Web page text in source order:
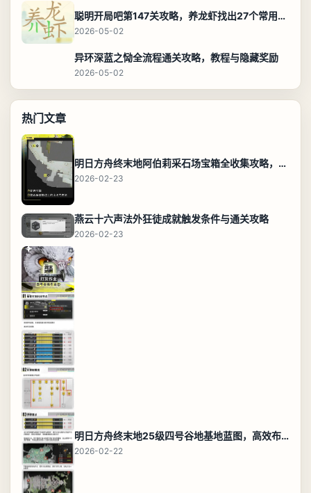
聪明开局吧第147关攻略，养龙虾找出27个常用字通关答案
2026-05-02
异环深蓝之恸全流程通关攻略，教程与隐藏奖励
2026-05-02
热门文章
明日方舟终末地阿伯莉采石场宝箱全收集攻略，全点位分布图与路线
2026-02-23
燕云十六声法外狂徒成就触发条件与通关攻略
2026-02-23
明日方舟终末地25级四号谷地基地蓝图，高效布局规划
2026-02-22